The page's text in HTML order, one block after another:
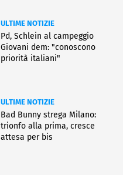
ULTIME NOTIZIE
Pd, Schlein al campeggio
Giovani dem: "conoscono
priorità italiani"
ULTIME NOTIZIE
Bad Bunny strega Milano:
trionfo alla prima, cresce
attesa per bis